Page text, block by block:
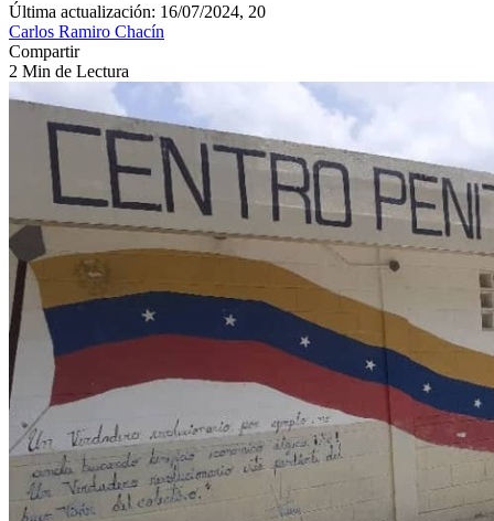
Última actualización: 16/07/2024, 20
Carlos Ramiro Chacín
Compartir
2 Min de Lectura